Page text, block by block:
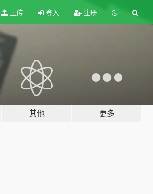
上传 登入 注册
其他 更多